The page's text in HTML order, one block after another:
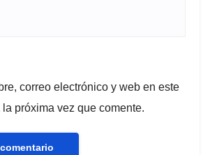
correo electrónico y web en este
próxima vez que comente.